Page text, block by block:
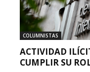
COLUMNISTAS
ACTIVIDAD
CUMPLIR SU